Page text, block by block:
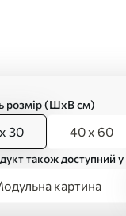
розмір (ШхВ см)
30 40 x 60
також доступний
картина